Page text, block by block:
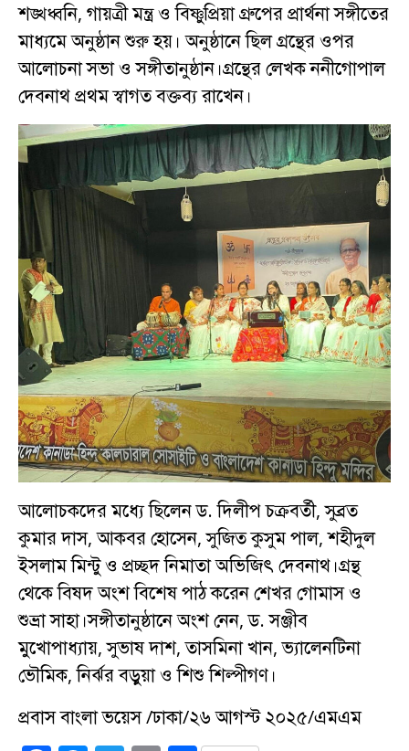
শঙ্খধ্বনি, গায়ত্রী মন্ত্র ও বিষ্ণুপ্রিয়া গ্রুপের প্রার্থনা সঙ্গীতের
মাধ্যমে অনুষ্ঠান শুরু হয়। অনুষ্ঠানে ছিল গ্রন্থের ওপর
আলোচনা সভা ও সঙ্গীতানুষ্ঠান।গ্রন্থের লেখক ননীগোপাল
দেবনাথ প্রথম স্বাগত বক্তব্য রাখেন।
আলোচকদের মধ্যে ছিলেন ড. দিলীপ চক্রবর্তী, সুব্রত
কুমার দাস, আকবর হোসেন, সুজিত কুসুম পাল, শহীদুল
ইসলাম মিন্টু ও প্রচ্ছদ নিমাতা অভিজিৎ দেবনাথ।গ্রন্থ
থেকে বিষদ অংশ বিশেষ পাঠ করেন শেখর গোমাস ও
শুভ্রা সাহা।সঙ্গীতানুষ্ঠানে অংশ নেন, ড. সঞ্জীব
মুখোপাধ্যায়, সুভাষ দাশ, তাসমিনা খান, ভ্যালেনটিনা
ভৌমিক, নির্ঝর বড়ুয়া ও শিশু শিল্পীগণ।
প্রবাস বাংলা ভয়েস /ঢাকা/২৬ আগস্ট ২০২৫/এমএম